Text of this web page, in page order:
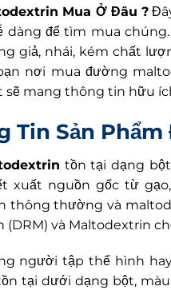
Mua Ở Đâu ?
dàng để tìm mua
giả, nhái, kém chất
nơi mua đường
sẽ mang thông tin hữu
Tin Sản
tồn tại dạng
xuất nguồn gốc từ
thông thường và
(DRM) và Maltodextrin
người tập thể hình
tại dưới dạng bột,